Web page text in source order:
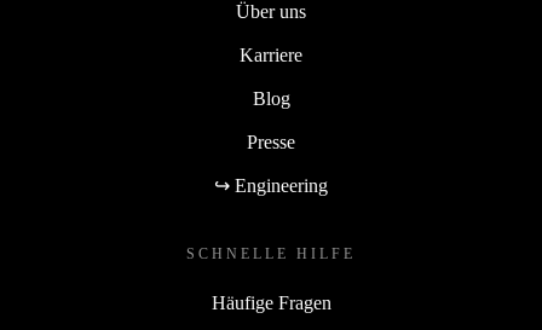
Über uns
Karriere
Blog
Presse
↪ Engineering
SCHNELLE HILFE
Häufige Fragen